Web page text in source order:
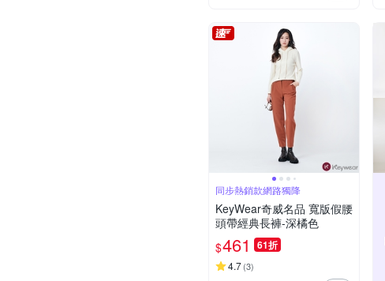
同步熱銷款網路獨降
KeyWear奇威名品 寬版假腰
頭帶經典長褲-深橘色
$461 61折
4.7(3)